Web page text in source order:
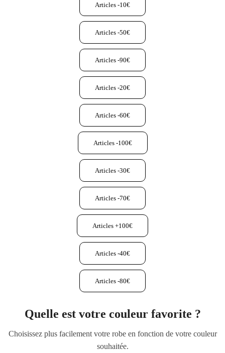
Articles -10€
Articles -50€
Articles -90€
Articles -20€
Articles -60€
Articles -100€
Articles -30€
Articles -70€
Articles +100€
Articles -40€
Articles -80€
Quelle est votre couleur favorite ?
Choisissez plus facilement votre robe en fonction de votre couleur
souhaitée.